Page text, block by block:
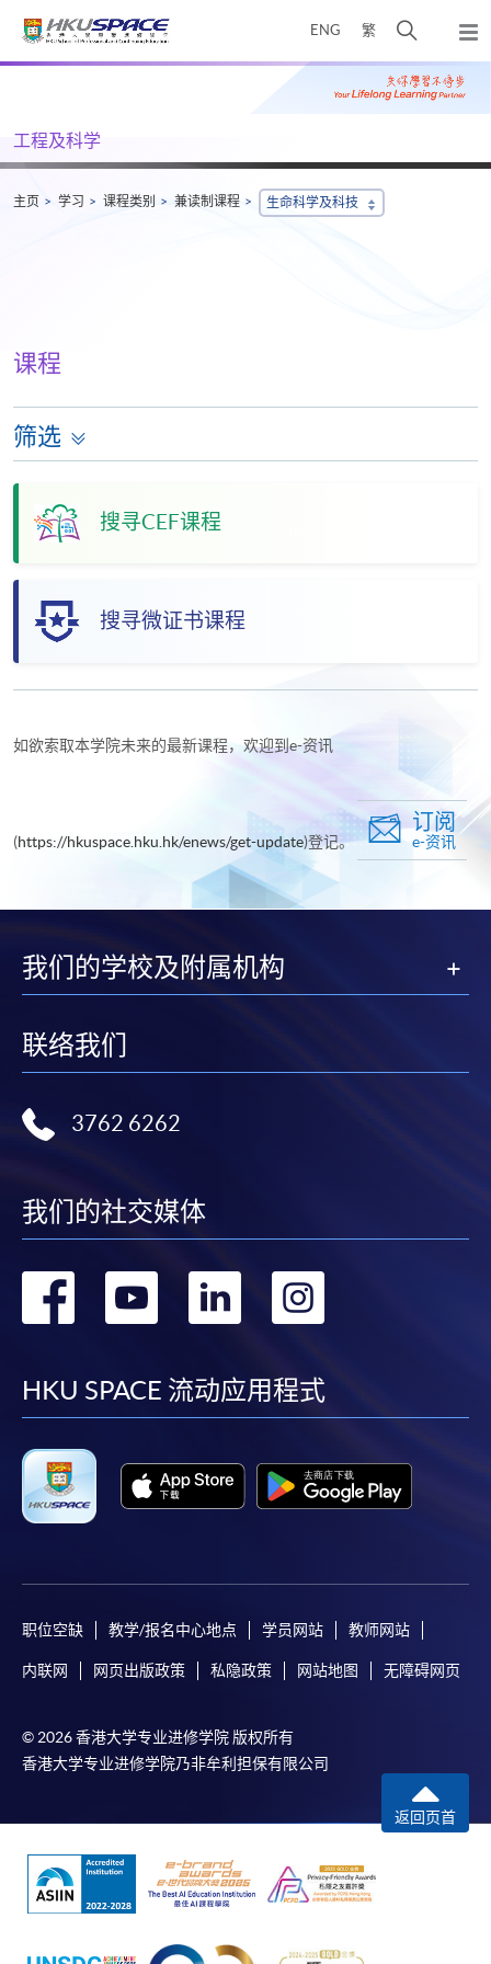
ENG 繁
开
搜
寻
面
弹
出
主
Main
工程及科学
主页 学习 课程类别 兼读制课程 生命科学及科技
课程
筛选
搜寻CEF课程
搜寻微证书课程
如欲索取本学院未来的最新课程，欢迎到e-资讯
(https://hkuspace.hku.hk/enews/get-update)登记。
订阅
e-资讯
我们的学校及附属机构
联络我们
3762 6262
我们的社交媒体
转
facebook
转
youtube
转
linkedin
转
HKU SPACE 流动应用程式
职位空缺 教学/报名中心地点 学员网站 教师网站
内联网 网页出版政策 私隐政策 网站地图 无障碍网页
© 2026 香港大学专业进修学院 版权所有
香港大学专业进修学院乃非牟利担保有限公司
返回页首